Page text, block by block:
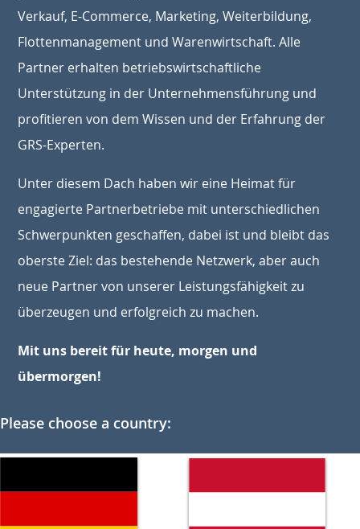
Verkauf, E-Commerce, Marketing, Weiterbildung,
Flottenmanagement und Warenwirtschaft. Alle
Partner erhalten betriebswirtschaftliche
Unterstützung in der Unternehmensführung und
profitieren von dem Wissen und der Erfahrung der
GRS-Experten.
Unter diesem Dach haben wir eine Heimat für
engagierte Partnerbetriebe mit unterschiedlichen
Schwerpunkten geschaffen, dabei ist und bleibt das
oberste Ziel: das bestehende Netzwerk, aber auch
neue Partner von unserer Leistungsfähigkeit zu
überzeugen und erfolgreich zu machen.
Mit uns bereit für heute, morgen und
übermorgen!
Please choose a country: